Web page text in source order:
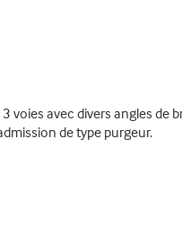
avec divers angles de
de type purgeur.